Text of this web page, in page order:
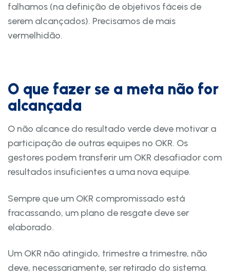
falhamos (na definição de objetivos fáceis de
serem alcançados). Precisamos de mais
vermelhidão.
O que fazer se a meta não for
alcançada
O não alcance do resultado verde deve motivar a
participação de outras equipes no OKR. Os
gestores podem transferir um OKR desafiador com
resultados insuficientes a uma nova equipe.
Sempre que um OKR compromissado está
fracassando, um plano de resgate deve ser
elaborado.
Um OKR não atingido, trimestre a trimestre, não
deve, necessariamente, ser retirado do sistema.